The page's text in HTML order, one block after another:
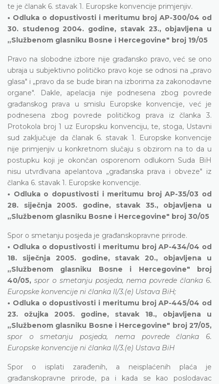
te je članak 6. stavak 1. Europske konvencije primjenjiv.
• Odluka o dopustivosti i meritumu broj AP-300/04 od
30. studenog 2004. godine, stavak 23., objavljena u
„Službenom glasniku Bosne i Hercegovine" broj 19/05
Pravo na slobodne izbore nije građansko pravo, već se ono
ubraja u subjektivno političko pravo koje se odnosi na „pravo
glasa" i „pravo da se bude biran na izborima za zakonodavne
organe". Dakle, apelacija nije podnesena zbog povrede
građanskog prava u smislu Europske konvencije, već je
podnesena zbog povrede političkog prava iz članka 3.
Protokola broj 1 uz Europsku konvenciju, te, stoga, Ustavni
sud zaključuje da članak 6. stavak 1. Europske konvencije
nije primjenjiv u konkretnom slučaju s obzirom na to da u
postupku koji je okončan osporenom odlukom Suda BiH
nisu utvrđivana apelantova „građanska prava i obveze" iz
članka 6. stavak 1. Europske konvencije.
• Odluka o dopustivosti i meritumu broj AP-35/03 od
28. siječnja 2005. godine, stavak 35., objavljena u
„Službenom glasniku Bosne i Hercegovine" broj 30/05
Spor o smetanju posjeda je građanskopravne prirode.
• Odluka o dopustivosti i meritumu broj AP-434/04 od
18. siječnja 2005. godine, stavak 20., objavljena u
„Službenom glasniku Bosne i Hercegovine" broj
40/05, spor o smetanju posjeda, nema povrede članka 6.
Europske konvencije ni članka II/3.(e) Ustava BiH;
• Odluka o dopustivosti i meritumu broj AP-445/04 od
23. ožujka 2005. godine, stavak 18., objavljena u
„Službenom glasniku Bosne i Hercegovine" broj 27/05,
spor o smetanju posjeda, nema povrede članka 6.
Europske konvencije ni članka II/3.(e) Ustava BiH
Spor o isplati zarađenih, a neisplaćenih plaća je
građanskopravne prirode, pa i kada se kao poslodavac